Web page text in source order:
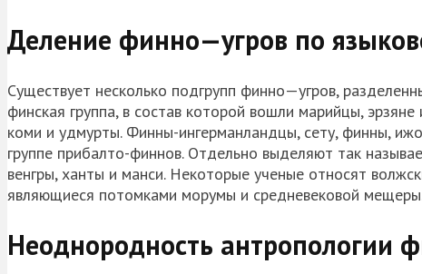
Деление финно—угров по
Существует несколько подгрупп финно—угров,
финская группа, в состав которой вошли марийцы,
коми и удмурты. Финны-ингерманландцы, сету, финны,
группе прибалто-финнов. Отдельно выделяют так
венгры, ханты и манси. Некоторые ученые относят
являющиеся потомками морумы и средневековой
Неоднородность антропологии